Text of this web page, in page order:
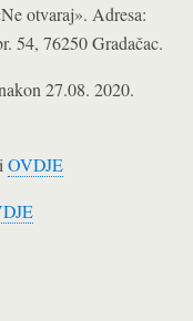
otvaraj». Adresa:
54, 76250 Gradačac.
27.08. 2020.
OVDJE